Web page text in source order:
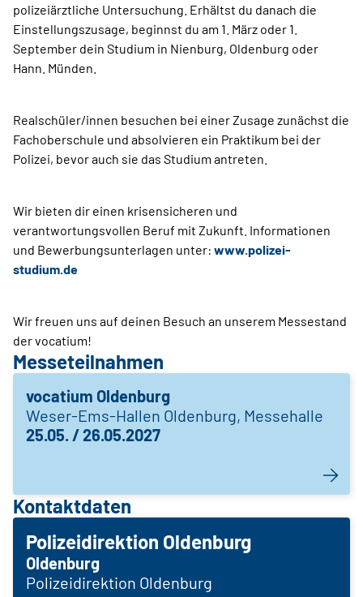
polizeiärztliche Untersuchung. Erhältst du danach die
Einstellungszusage, beginnst du am 1. März oder 1.
September dein Studium in Nienburg, Oldenburg oder
Hann. Münden.
Realschüler/innen besuchen bei einer Zusage zunächst die
Fachoberschule und absolvieren ein Praktikum bei der
Polizei, bevor auch sie das Studium antreten.
Wir bieten dir einen krisensicheren und
verantwortungsvollen Beruf mit Zukunft. Informationen
und Bewerbungsunterlagen unter: www.polizei-
studium.de
Wir freuen uns auf deinen Besuch an unserem Messestand
der vocatium!
Messeteilnahmen
vocatium Oldenburg
Weser-Ems-Hallen Oldenburg, Messehalle
25.05. / 26.05.2027
Kontaktdaten
Polizeidirektion Oldenburg
Oldenburg
Polizeidirektion Oldenburg